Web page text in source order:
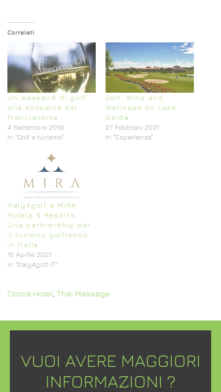
Correlati
Un weekend di golf
alla scoperta del
Franciacorta
4 Settembre 2019
In "Golf e turismo"
Golf, Wine and
Wellness on Lake
Garda
27 Febbraio 2021
In "Esperienze"
Italy4golf e MIRA
Hotels & Resorts.
Una partnership per
il turismo golfistico
in Italia
15 Aprile 2021
In "Italy4golf IT"
Cocca Hotel, Thai Massage
VUOI AVERE MAGGIORI
INFORMAZIONI ?